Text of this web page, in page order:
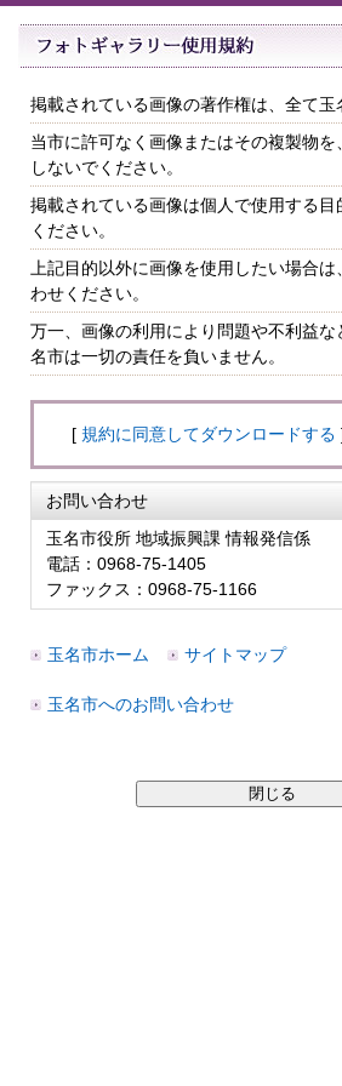
掲載されている画像の著作権は、全て玉
当市に許可なく画像またはその複製物
しないでください。
掲載されている画像は個人で使用する
ください。
上記目的以外に画像を使用したい場合
わせください。
万一、画像の利用により問題や不利益な
名市は一切の責任を負いません。
[ 規約に同意してダウンロードする
お問い合わせ
玉名市役所 地域振興課 情報発信係
電話：0968-75-1405
ファックス：0968-75-1166
玉名市ホーム サイトマップ
玉名市へのお問い合わせ